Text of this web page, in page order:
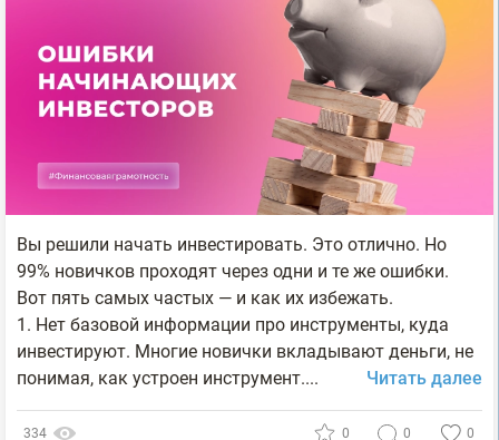
Вы решили начать инвестировать. Это отлично. Но
99% новичков проходят через одни и те же ошибки.
Вот пять самых частых — и как их избежать.
1. Нет базовой информации про инструменты, куда
инвестируют. Многие новички вкладывают деньги, не
понимая, как устроен инструмент....
Читать далее
334 0 0 0